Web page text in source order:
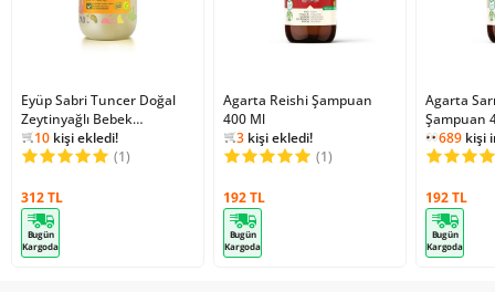
Eyüp Sabri Tuncer Doğal
Zeytinyağlı Bebek
Şampuanı 600 Ml
1kişi favoriledi!
13447kişi inceledi!
10 kişi ekledi!
1kişi favoriledi!
(1)
312 TL
Bugün
Kargoda
Agarta Reishi Şampuan
400 Ml
1kişi favoriledi!
3640
3 kişi ekledi!
1kişi favoriledi!
(1)
192 TL
Bugün
Kargoda
Agarta
Şampuan
689 kişi
1kişi
192 TL
Bugün
Kargoda